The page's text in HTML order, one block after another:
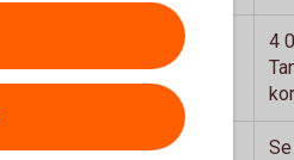
Tankning betald med
4
Ingår ej